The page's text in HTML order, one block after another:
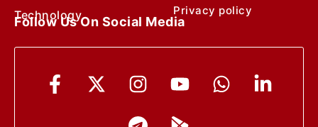
Technology
Privacy policy
Follow Us On Social Media